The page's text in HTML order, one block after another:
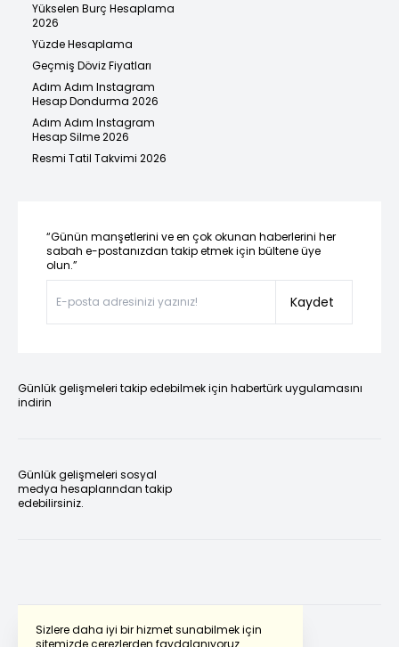
Sizlere daha iyi bir hizmet sunabilmek için
sitemizde çerezlerden faydalanıyoruz.
Yükselen Burç Hesaplama
2026
Yüzde Hesaplama
Geçmiş Döviz Fiyatları
Adım Adım Instagram
Hesap Dondurma 2026
Adım Adım Instagram
Hesap Silme 2026
Resmi Tatil Takvimi 2026
“Günün manşetlerini ve en çok okunan haberlerini her
sabah e-postanızdan takip etmek için bültene üye
olun.”
Kaydet
Günlük gelişmeleri takip edebilmek için habertürk uygulamasını
indirin
Günlük gelişmeleri sosyal
medya hesaplarından takip
edebilirsiniz.